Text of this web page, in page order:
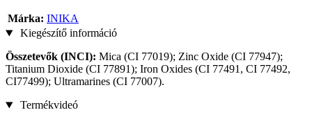
Márka: INIKA
Kiegészítő információ
Összetevők (INCI): Mica (CI 77019); Zinc Oxide (CI 77947);
Titanium Dioxide (CI 77891); Iron Oxides (CI 77491, CI 77492,
CI77499); Ultramarines (CI 77007).
Termékvideó